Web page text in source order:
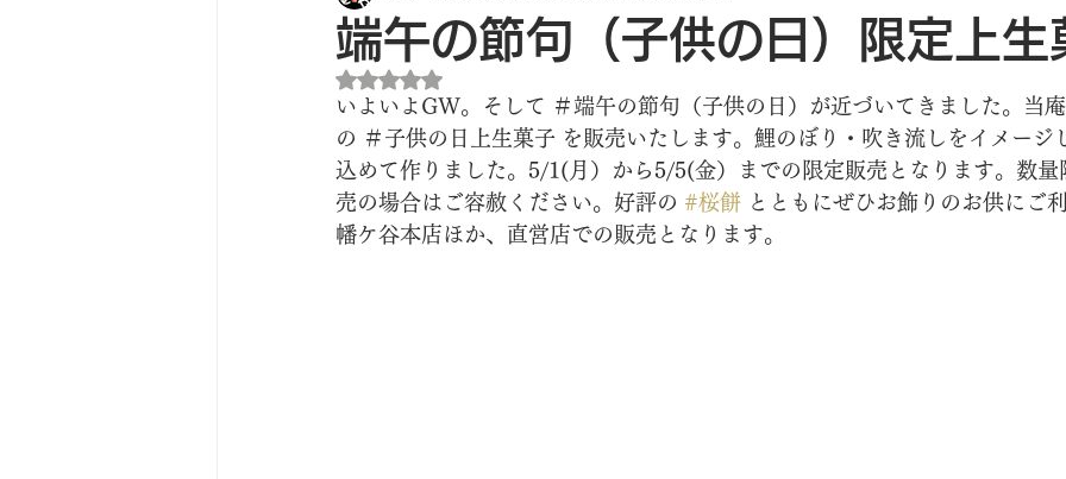
端午の節句（子供の日）限定上生
5つ星のうちNaNと評価されています。
いよいよGW。そして ＃端午の節句（子供の日）が近づいてきました。当
の ＃子供の日上生菓子 を販売いたします。鯉のぼり・吹き流しをイメージ
込めて作りました。5/1(月）から5/5(金）までの限定販売となります。数量
売の場合はご容赦ください。好評の #桜餅 とともにぜひお飾りのお供にご
幡ケ谷本店ほか、直営店での販売となります。